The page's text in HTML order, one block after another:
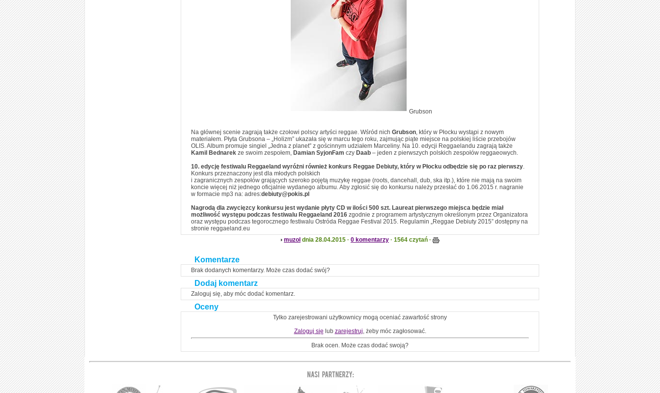
Grubson
Na głównej scenie zagrają także czołowi polscy artyści reggae. Wśród nich Grubson, który w Płocku wystąpi z nowym
materiałem. Płyta Grubsona – „Holizm” ukazała się w marcu tego roku, zajmując piąte miejsce na polskiej liście przebojów
OLIS. Album promuje singiel „Jedna z planet” z gościnnym udziałem Marceliny. Na 10. edycji Reggaelandu zagrają także
Kamil Bednarek ze swoim zespołem, Damian SyjonFam czy Daab – jeden z pierwszych polskich zespołów reggaeowych.
10. edycję festiwalu Reggaeland wyróżni również konkurs Reggae Debiuty, który w Płocku odbędzie się po raz pierwszy.
Konkurs przeznaczony jest dla młodych polskich
i zagranicznych zespołów grających szeroko pojętą muzykę reggae (roots, dancehall, dub, ska itp.), które nie mają na swoim
koncie więcej niż jednego oficjalnie wydanego albumu. Aby zgłosić się do konkursu należy przesłać do 1.06.2015 r. nagranie
w formacie mp3 na: adres:debiuty@pokis.pl
Nagrodą dla zwycięzcy konkursu jest wydanie płyty CD w ilości 500 szt. Laureat pierwszego miejsca będzie miał
możliwość występu podczas festiwalu Reggaeland 2016 zgodnie z programem artystycznym określonym przez Organizatora
oraz występu podczas tegorocznego festiwalu Ostróda Reggae Festival 2015. Regulamin „Reggae Debiuty 2015” dostępny na
stronie reggaeland.eu
muzol dnia 28.04.2015 · 0 komentarzy · 1564 czytań ·
Komentarze
Brak dodanych komentarzy. Może czas dodać swój?
Dodaj komentarz
Zaloguj się, aby móc dodać komentarz.
Oceny
Tylko zarejestrowani użytkownicy mogą oceniać zawartość strony
Zaloguj się lub zarejestruj, żeby móc zagłosować.
Brak ocen. Może czas dodać swoją?